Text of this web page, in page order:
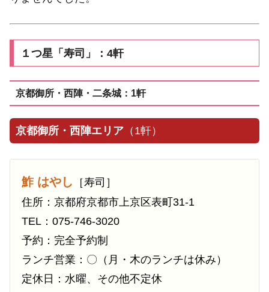
１つ星「寿司」：4軒
京都御所・西陣・二条城：1軒
京都御所・西陣エリア （1軒）
鮓 はやし ［寿司］
住所：京都府京都市上京区表町31-1
TEL：075-746-3020
予約：完全予約制
ランチ営業：〇（月・木のランチは休み）
定休日：水曜、その他不定休